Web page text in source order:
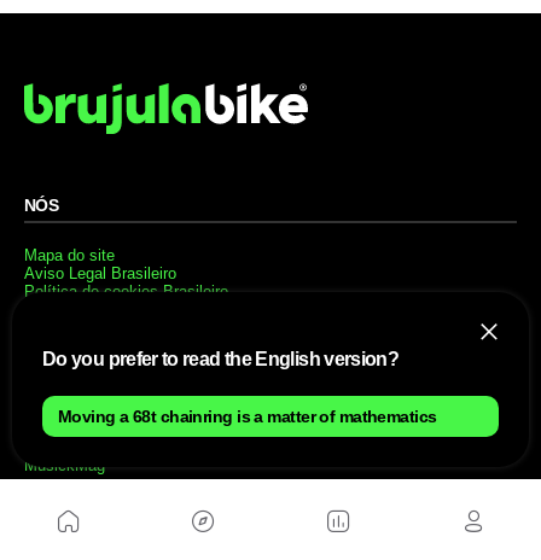
NÓS
Mapa do site
Aviso Legal Brasileiro
Política de cookies Brasileiro
Trabalhar conosco
SITES AMIGÁVEIS
MusickMag
SIGA-NOS
Do you prefer to read the English version?
Moving a 68t chainring is a matter of mathematics